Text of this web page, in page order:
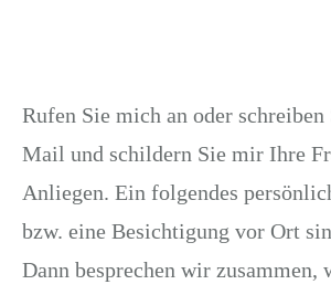
Rufen Sie mich an oder
Mail und schildern Sie mir Ihre
Anliegen. Ein folgendes
bzw. eine Besichtigung vor Ort
Dann besprechen wir zusammen,